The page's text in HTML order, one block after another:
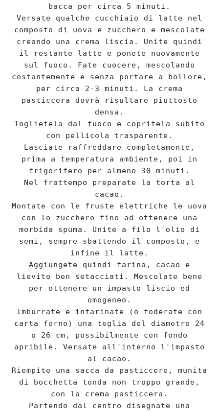
bacca per circa 5 minuti.
Versate qualche cucchiaio di latte nel
composto di uova e zucchero e mescolate
creando una crema liscia. Unite quindi
il restante latte e ponete nuovamente
sul fuoco. Fate cuocere, mescolando
costantemente e senza portare a bollore,
per circa 2-3 minuti. La crema
pasticcera dovrà risultare piuttosto
densa.
Toglietela dal fuoco e copritela subito
con pellicola trasparente.
Lasciate raffreddare completamente,
prima a temperatura ambiente, poi in
frigorifero per almeno 30 minuti.
Nel frattempo preparate la torta al
cacao.
Montate con le fruste elettriche le uova
con lo zucchero fino ad ottenere una
morbida spuma. Unite a filo l'olio di
semi, sempre sbattendo il composto, e
infine il latte.
Aggiungete quindi farina, cacao e
lievito ben setacciati. Mescolate bene
per ottenere un impasto liscio ed
omogeneo.
Imburrate e infarinate (o foderate con
carta forno) una teglia del diametro 24
o 26 cm, possibilmente con fondo
apribile. Versate all'interno l'impasto
al cacao.
Riempite una sacca da pasticcere, munita
di bocchetta tonda non troppo grande,
con la crema pasticcera.
Partendo dal centro disegnate una